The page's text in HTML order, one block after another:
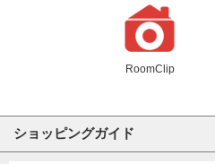
RoomClip
ショッピングガイド